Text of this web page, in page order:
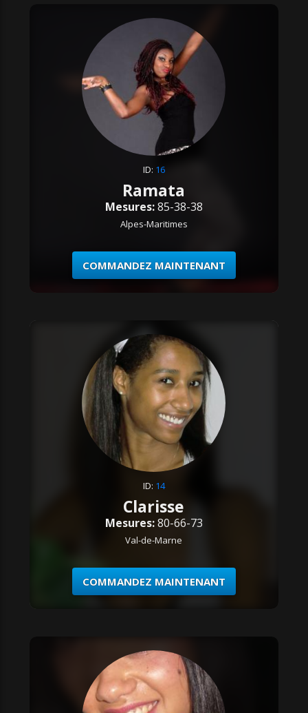
ID: 16
Ramata
Mesures:85-38-38
Alpes-Maritimes
COMMANDEZ MAINTENANT
ID: 14
Clarisse
Mesures:80-66-73
Val-de-Marne
COMMANDEZ MAINTENANT